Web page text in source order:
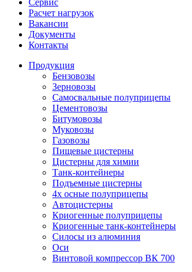
Расчет нагрузок
Вакансии
Документы
Контакты
Продукция
Бензовозы
Зерновозы
Самосвальные полуприцепы
Цементовозы
Битумовозы
Муковозы
Газовозы
Пищевые цистерны
Цистерны для химии
Танк-контейнеры
Подъемные цистерны
4х осные полуприцепы
Автоцистерны
Криогенные полуприцепы
Криогенные танк-контейнеры
Силосы из алюминия
Оси
Винтовой компрессор ВК 700